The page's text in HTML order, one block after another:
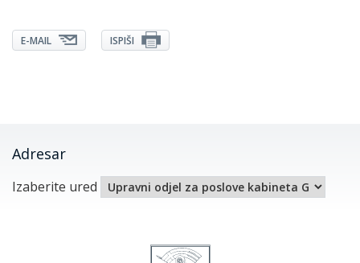
E-MAIL ISPIŠI
Adresar
Izaberite ured